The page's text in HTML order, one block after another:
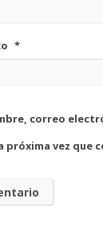
*
correo
próxima vez que